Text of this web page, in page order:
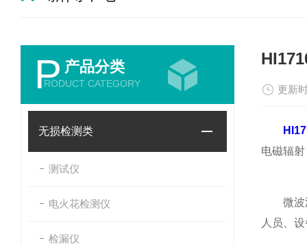
P 产品分类
RODUCT CATEGORY
无损检测类
测试仪
电火花检测仪
检漏仪
更新
电磁辐
微波泄
人员、